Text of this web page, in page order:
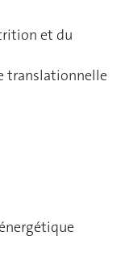
et du
translationnelle